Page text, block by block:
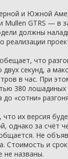
и Южной
Mullen GTRS — в
должны
реализации
что
секунд, а
в час. При
380 лошадиных
«сотни»
их версия
однако за счёт
Не
Стоимость и
не названы.